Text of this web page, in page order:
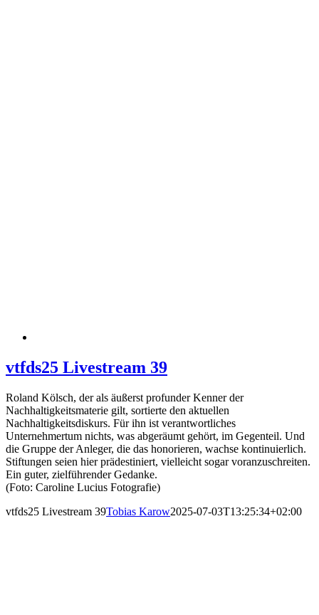
vtfds25 Livestream 39
Roland Kölsch, der als äußerst profunder Kenner der
Nachhaltigkeitsmaterie gilt, sortierte den aktuellen
Nachhaltigkeitsdiskurs. Für ihn ist verantwortliches
Unternehmertum nichts, was abgeräumt gehört, im Gegenteil. Und
die Gruppe der Anleger, die das honorieren, wachse kontinuierlich.
Stiftungen seien hier prädestiniert, vielleicht sogar voranzuschreiten.
Ein guter, zielführender Gedanke.
(Foto: Caroline Lucius Fotografie)
vtfds25 Livestream 39Tobias Karow2025-07-03T13:25:34+02:00